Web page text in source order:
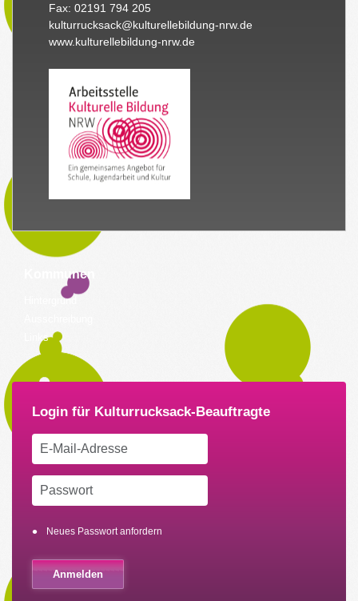
Fax: 02191 794 205
kulturrucksack@kulturellebildung-nrw.de
www.kulturellebildung-nrw.de
Kommunen
Hintergrund
Links
Neues Passwort anfordern